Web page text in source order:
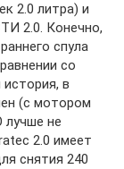
2.0 литра) и
2.0. Конечно,
спула
со
в
(с мотором
лучше не
2.0 имеет
снятия 240